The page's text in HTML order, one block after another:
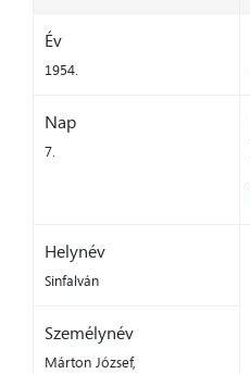
Év
1954.
Nap
7.
Helynév
Sinfalván
Személynév
Márton József,